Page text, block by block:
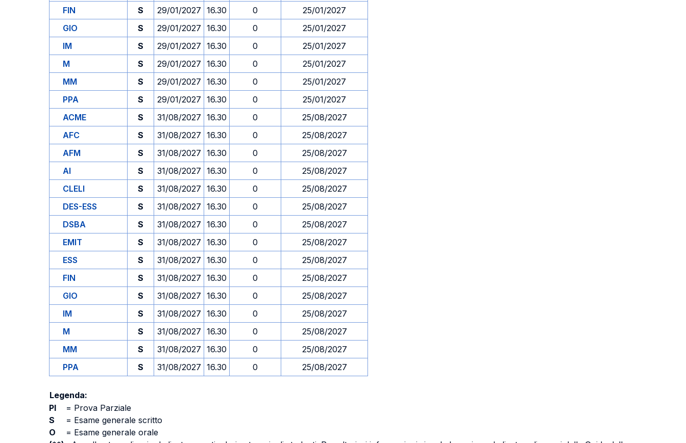
FIN
S 29/01/2027 16.30 0
25/01/2027
GIO
S 29/01/2027 16.30 0
25/01/2027
IM
S 29/01/2027 16.30 0
25/01/2027
M
S 29/01/2027 16.30 0
25/01/2027
MM
S 29/01/2027 16.30 0
25/01/2027
PPA
S 29/01/2027 16.30 0
25/01/2027
ACME
S 31/08/2027 16.30 0
25/08/2027
AFC
S 31/08/2027 16.30 0
25/08/2027
AFM
S 31/08/2027 16.30 0
25/08/2027
AI
S 31/08/2027 16.30 0
25/08/2027
CLELI
S 31/08/2027 16.30 0
25/08/2027
DES-ESS
S 31/08/2027 16.30 0
25/08/2027
DSBA
S 31/08/2027 16.30 0
25/08/2027
EMIT
S 31/08/2027 16.30 0
25/08/2027
ESS
S 31/08/2027 16.30 0
25/08/2027
FIN
S 31/08/2027 16.30 0
25/08/2027
GIO
S 31/08/2027 16.30 0
25/08/2027
IM
S 31/08/2027 16.30 0
25/08/2027
M
S 31/08/2027 16.30 0
25/08/2027
MM
S 31/08/2027 16.30 0
25/08/2027
PPA
S 31/08/2027 16.30 0 25/08/2027
Legenda:
PI
= Prova Parziale
S
= Esame generale scritto
O
= Esame generale orale